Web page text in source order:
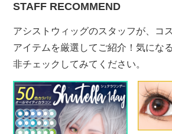
STAFF RECOMMEND
アシストウィッグのスタッフが、コ
アイテムを厳選してご紹介！気にな
非チェックしてみてください。